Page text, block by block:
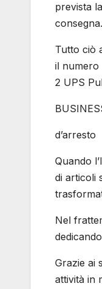
prevista
consegna.
Tutto ciò
il numero
2 UPS
d’arresto
Quando
di articoli
Nel
Grazie ai
attività in